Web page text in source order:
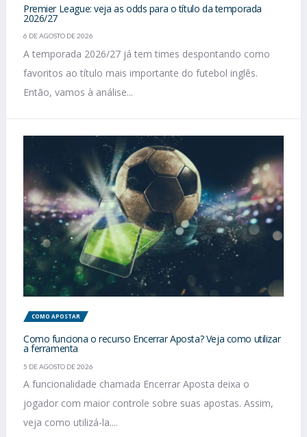
Premier League: veja as odds para o título da temporada
2026/27
6 DE AGOSTO DE 2026
A temporada 2026/27 já tem times despontando como
favoritos ao título mais importante do futebol inglês.
Então, vamos à análise...
COMO APOSTAR
Como funciona o recurso Encerrar Aposta? Veja como utilizar
a ferramenta
5 DE AGOSTO DE 2026
A funcionalidade chamada Encerrar Aposta deixa o
jogador com maior controle sobre suas apostas. Assim,
veja como utilizá-la....